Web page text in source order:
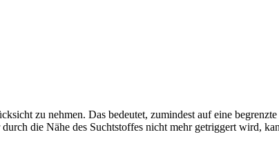
zu nehmen. Das bedeutet, zumindest auf eine
die Nähe des Suchtstoffes nicht mehr getriggert wird,